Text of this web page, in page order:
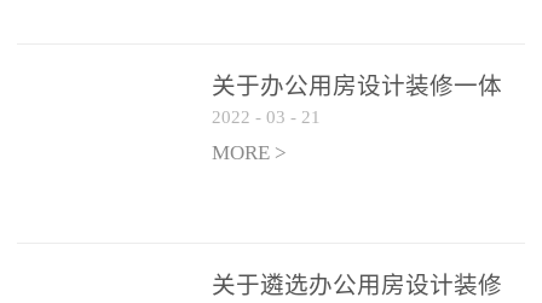
关于办公用房设计装修一体
化项目 跟踪审计和监理单位
遴选结果的公告
2022 - 03 - 21
MORE >
关于遴选办公用房设计装修